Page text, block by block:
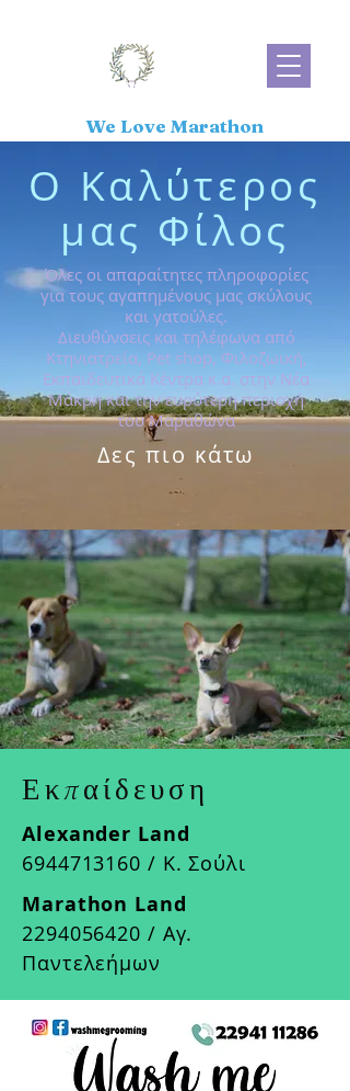
We Love Marathon
Ο Καλύτερος
μας Φίλος
Όλες οι απαραίτητες πληροφορίες
για τους αγαπημένους μας σκύλους
και γατούλες.
Διευθύνσεις και τηλέφωνα από
Κτηνιατρεία, Pet shop, Φιλοζωική,
Εκπαιδευτικά Κέντρα κ.α. στην Νέα
Μάκρη και την ευρύτερη περιοχή
του Μαραθώνα
Δες πιο κάτω
Εκπαίδευση
Alexander Land
6944713160 / Κ. Σούλι
Marathon Land
2294056420 / Αγ.
Παντελεήμων